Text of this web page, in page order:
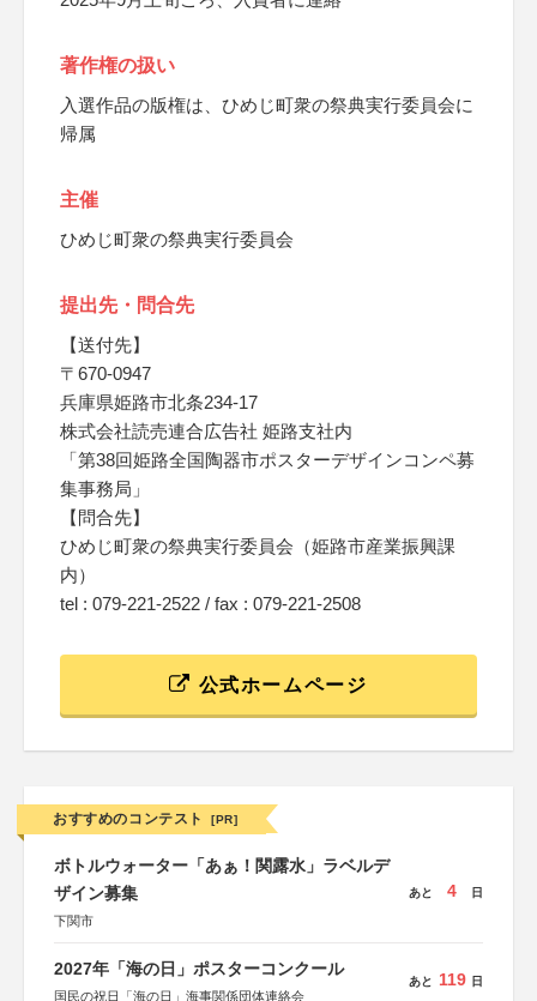
著作権の扱い
入選作品の版権は、ひめじ町衆の祭典実行委員会に
帰属
主催
ひめじ町衆の祭典実行委員会
提出先・問合先
【送付先】
〒670-0947
兵庫県姫路市北条234-17
株式会社読売連合広告社 姫路支社内
「第38回姫路全国陶器市ポスターデザインコンペ募
集事務局」
【問合先】
ひめじ町衆の祭典実行委員会（姫路市産業振興課
内）
tel : 079-221-2522 / fax : 079-221-2508
公式ホームページ
おすすめのコンテスト [PR]
ボトルウォーター「あぁ！関露水」ラベルデ
ザイン募集
下関市
あと 4 日
2027年「海の日」ポスターコンクール
国民の祝日「海の日」海事関係団体連絡会
あと 119 日